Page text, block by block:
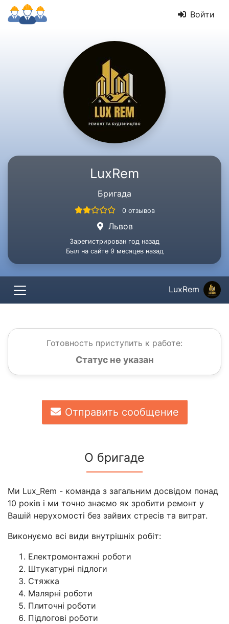
Войти
LuxRem
Бригада
0 отзывов
Львов
Зарегистрирован год назад
Был на сайте 9 месяцев назад
LuxRem
Готовность приступить к работе:
Статус не указан
Отправить сообщение
О бригаде
Ми Lux_Rem - команда з загальним досвідом понад
10 років і ми точно знаємо як зробити ремонт у
Вашій нерухомості без зайвих стресів та витрат.
Виконуємо всі види внутрішніх робіт:
Електромонтажні роботи
Штукатурні підлоги
Стяжка
Малярні роботи
Плиточні роботи
Підлогові роботи